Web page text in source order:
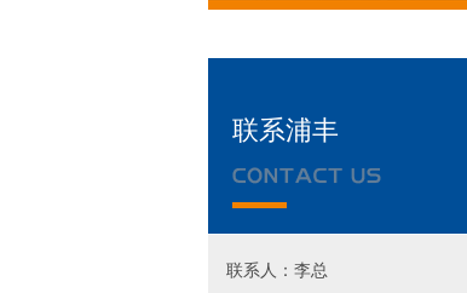
联系浦丰
联系人：李总